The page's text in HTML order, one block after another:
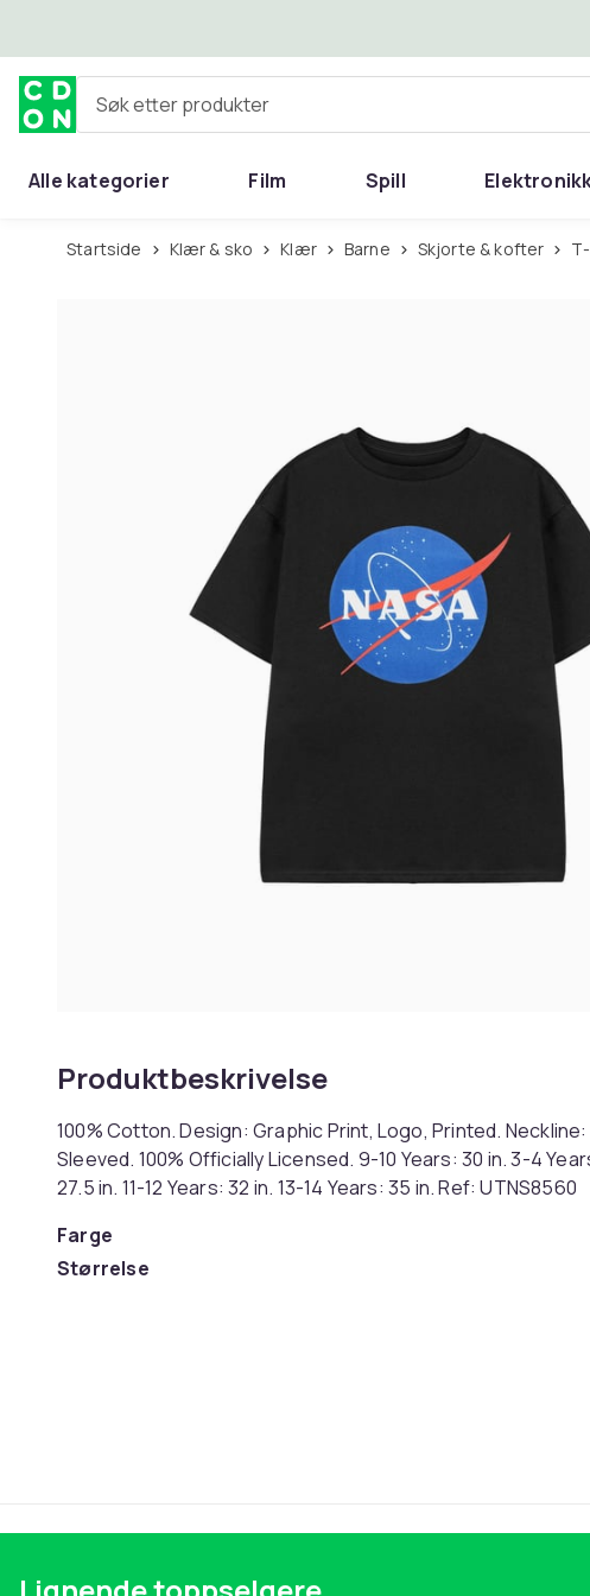
Søk etter produkter
Alle kategorier Film Spill
Startside Klær & sko Klær Barne Skjorte & kofter
Produktbeskrivelse
100% Cotton. Design: Graphic Print, Logo, Printed.
Sleeved. 100% Officially Licensed. 9-10 Years: 30 in. 3-4
27.5 in. 11-12 Years: 32 in. 13-14 Years: 35 in. Ref: UTNS8560
Farge
Størrelse